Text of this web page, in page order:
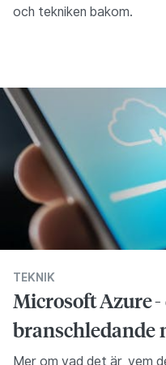
och tekniken bakom.
TEKNIK
Microsoft Azure -
Mer om vad det är, vem